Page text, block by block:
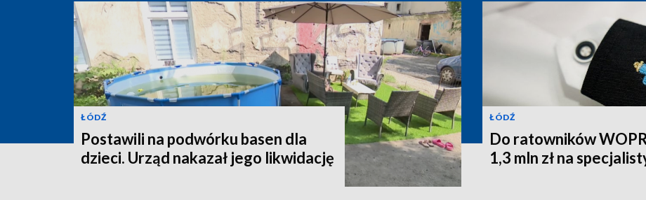
ŁÓDŹ
Postawili na podwórku basen dla
dzieci. Urząd nakazał jego likwidację
ŁÓDŹ
Do ratowników
1,3 mln zł na